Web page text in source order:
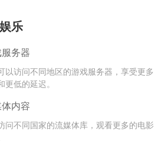
乐
务器
以访问不同地区的游戏服务器，享受更多
更低的延迟。
内容
问不同国家的流媒体库，观看更多的电影